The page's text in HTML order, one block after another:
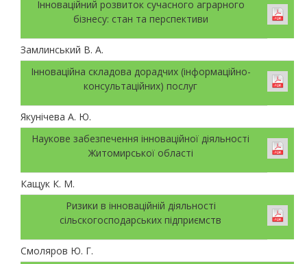
Інноваційний розвиток сучасного аграрного
бізнесу: стан та перспективи
Замлинський В. А.
Інноваційна складова дорадчих (інформаційно-
консультаційних) послуг
Якунічева А. Ю.
Наукове забезпечення інноваційної діяльності
Житомирської області
Кащук К. М.
Ризики в інноваційній діяльності
сільскогосподарських підприємств
Смоляров Ю. Г.